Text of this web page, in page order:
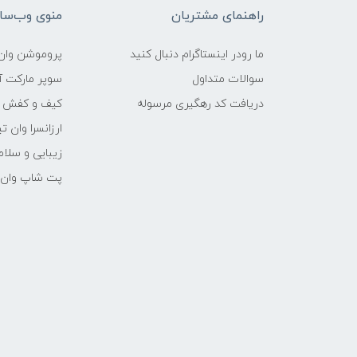
راهنمای مشتریان
ما رودر اینستاگرام دنبال کنید
سوالات متداول
دریافت کد رهگیری مرسوله
منوی
پروموشن
سوپر مارکت
کیف و کفش
ارزانسرا وان
زیبایی و
پت شاپ وان